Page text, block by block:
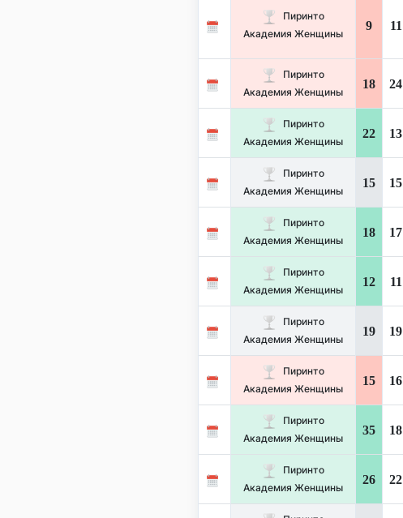
Пиринто
Академия Женщины
9 11
Пиринто
Академия Женщины
18 24
Пиринто
Академия Женщины
22 13
Пиринто
Академия Женщины
15 15
Пиринто
Академия Женщины
18 17
Пиринто
Академия Женщины
12 11
Пиринто
Академия Женщины
19 19
Пиринто
Академия Женщины
15 16
Пиринто
Академия Женщины
35 18
Пиринто
Академия Женщины
26 22